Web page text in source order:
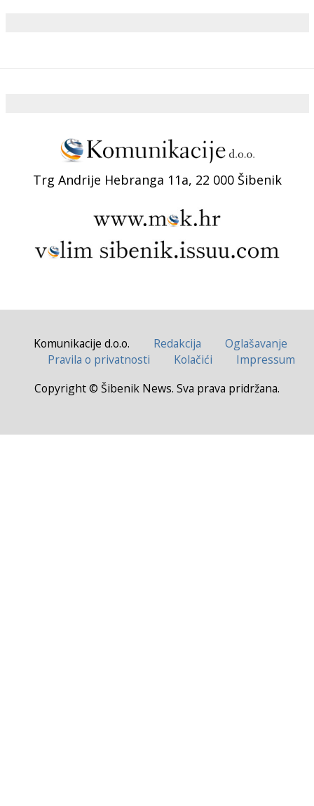
Trg Andrije Hebranga 11a, 22 000 Šibenik
Komunikacije d.o.o. Redakcija
Oglašavanje
Pravila o privatnosti
Kolačići
Impressum
Copyright © Šibenik News. Sva prava pridržana.